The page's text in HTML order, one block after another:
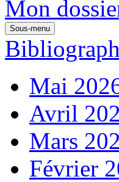
Mon
Sous-menu
Mai
Avril
Mars
Février